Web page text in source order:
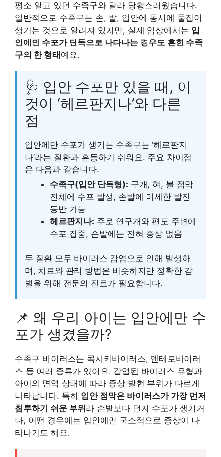
평소 알고 있던 수족구와 달라 당황스러웠습니다.
일반적으로 수족구는 손, 발, 입안에 동시에 물집이
생기는 것으로 알려져 있지만, 실제 임상에서는 입
안에만 수포가 단독으로 나타나는 경우도 흔한 수족
구의 한 형태예요.
🩺 입안 수포만 있을 때, 이
것이 ‘헤르판지나’와 다른
점
입안에만 수포가 생기는 수족구는 ‘헤르판지
나’라는 질환과 혼동하기 쉬워요. 주요 차이점
은 다음과 같습니다.
수족구(입안 단독형): 구개, 혀, 볼 점막
전체에 수포 발생, 손발에 미세한 발진
동반 가능
헤르판지나: 주로 연구개와 편도 주변에
수포 집중, 손발에는 전혀 증상 없음
두 질환 모두 바이러스 감염으로 인해 발생하
며, 치료와 관리 방법은 비슷하지만 정확한 감
별을 위해 전문의 진료가 필요합니다.
📌 왜 우리 아이는 입안에만 수
포가 생겼을까?
수족구 바이러스는 콕사키바이러스, 엔테로바이러
스 등 여러 종류가 있어요. 감염된 바이러스 유형과
아이의 면역 상태에 따라 증상 발현 부위가 다르게
나타납니다. 특히 입안 점막은 바이러스가 가장 먼저
침투하기 쉬운 부위 라 손발보다 먼저 수포가 생기거
나, 어떤 경우에는 입안에만 국소적으로 증상이 나
타나기도 해요.